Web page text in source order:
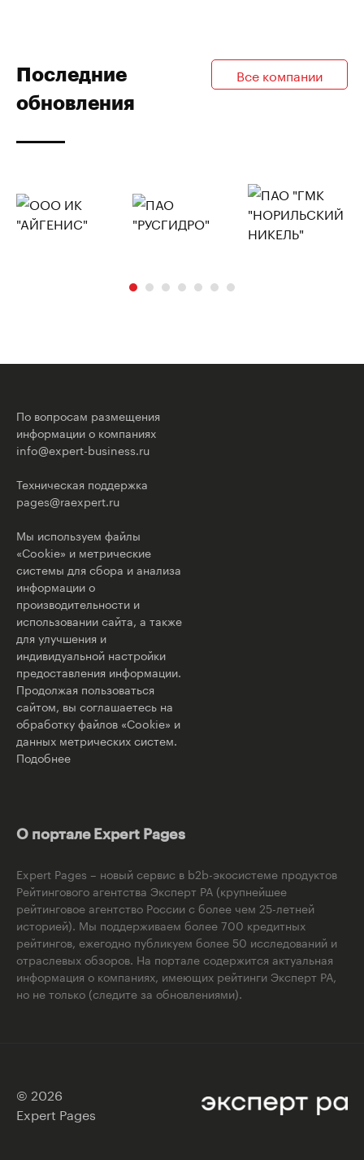
Последние
обновления
Все компании
По вопросам размещения
информации о компаниях
info@expert-business.ru
Техническая поддержка
pages@raexpert.ru
Мы используем файлы
«Cookie» и метрические
системы для сбора и анализа
информации о
производительности и
использовании сайта, а также
для улучшения и
индивидуальной настройки
предоставления информации.
Продолжая пользоваться
сайтом, вы соглашаетесь на
обработку файлов «Cookie» и
данных метрических систем.
Подобнее
О портале Expert Pages
Expert Pages – новый сервис в b2b-экосистеме продуктов
Рейтингового агентства Эксперт РА (крупнейшее
рейтинговое агентство России с более чем 25-летней
историей). Мы поддерживаем более 700 кредитных
рейтингов, ежегодно публикуем более 50 исследований и
отраслевых обзоров. На портале содержится актуальная
информация о компаниях, имеющих рейтинги Эксперт РА,
но не только (следите за обновлениями).
© 2026
Expert Pages